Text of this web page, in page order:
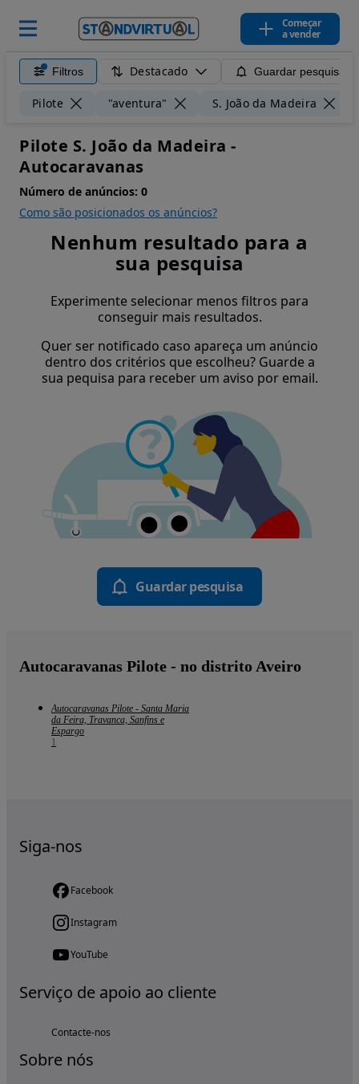
Começar
a vender
Filtros Destacado Guardar pesquisa
Pilote "aventura" S. João da Madeira
Pilote S. João da Madeira -
Autocaravanas
Número de anúncios: 0
Como são posicionados os anúncios?
Nenhum resultado para a
sua pesquisa
Experimente selecionar menos filtros para
conseguir mais resultados.
Quer ser notificado caso apareça um anúncio
dentro dos critérios que escolheu? Guarde a
sua pequisa para receber um aviso por email.
Guardar pesquisa
Autocaravanas Pilote - no distrito Aveiro
Autocaravanas Pilote - Santa Maria
da Feira, Travanca, Sanfins e
Espargo
1
Siga-nos
Facebook
Instagram
YouTube
Serviço de apoio ao cliente
Contacte-nos
Sobre nós